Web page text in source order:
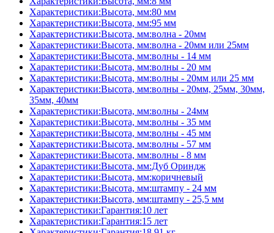
Характеристики:Высота, мм:80 мм
Характеристики:Высота, мм:95 мм
Характеристики:Высота, мм:волна - 20мм
Характеристики:Высота, мм:волна - 20мм или 25мм
Характеристики:Высота, мм:волны - 14 мм
Характеристики:Высота, мм:волны - 20 мм
Характеристики:Высота, мм:волны - 20мм или 25 мм
Характеристики:Высота, мм:волны - 20мм, 25мм, 30мм,
35мм, 40мм
Характеристики:Высота, мм:волны - 24мм
Характеристики:Высота, мм:волны - 35 мм
Характеристики:Высота, мм:волны - 45 мм
Характеристики:Высота, мм:волны - 57 мм
Характеристики:Высота, мм:волны - 8 мм
Характеристики:Высота, мм:Дуб Ориндж
Характеристики:Высота, мм:коричневый
Характеристики:Высота, мм:штампу - 24 мм
Характеристики:Высота, мм:штампу - 25,5 мм
Характеристики:Гарантия:10 лет
Характеристики:Гарантия:15 лет